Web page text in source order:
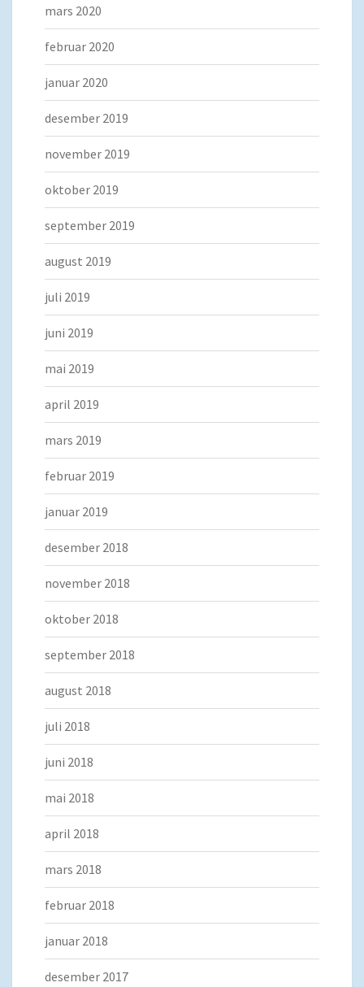
mars 2020
februar 2020
januar 2020
desember 2019
november 2019
oktober 2019
september 2019
august 2019
juli 2019
juni 2019
mai 2019
april 2019
mars 2019
februar 2019
januar 2019
desember 2018
november 2018
oktober 2018
september 2018
august 2018
juli 2018
juni 2018
mai 2018
april 2018
mars 2018
februar 2018
januar 2018
desember 2017